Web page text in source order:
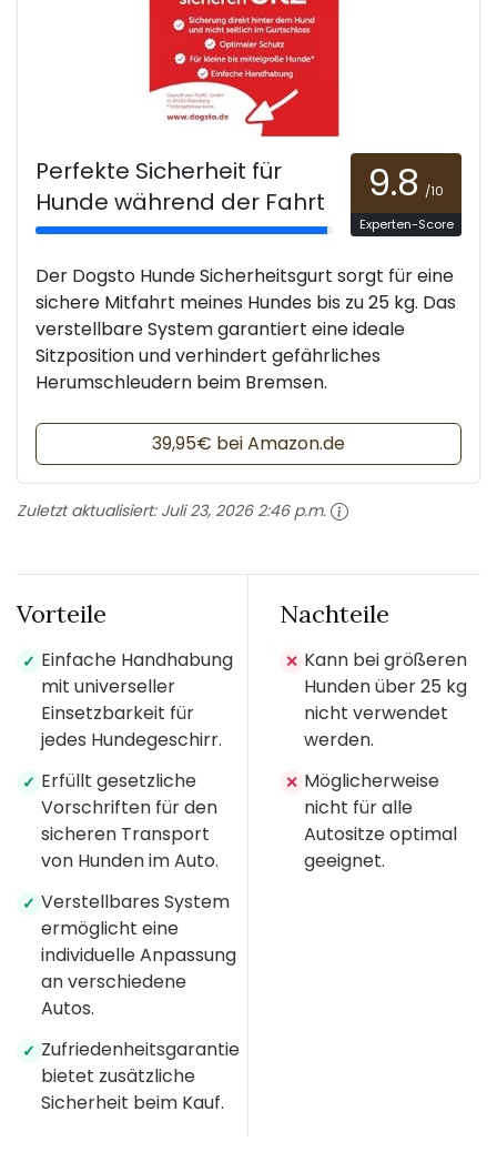
Perfekte Sicherheit für
Hunde während der Fahrt
9.8 /10
Experten-Score
Der Dogsto Hunde Sicherheitsgurt sorgt für eine
sichere Mitfahrt meines Hundes bis zu 25 kg. Das
verstellbare System garantiert eine ideale
Sitzposition und verhindert gefährliches
Herumschleudern beim Bremsen.
39,95€ bei Amazon.de
Zuletzt aktualisiert: Juli 23, 2026 2:46 p.m.
Vorteile
✓ Einfache Handhabung
mit universeller
Einsetzbarkeit für
jedes Hundegeschirr.
✓ Erfüllt gesetzliche
Vorschriften für den
sicheren Transport
von Hunden im Auto.
✓ Verstellbares System
ermöglicht eine
individuelle Anpassung
an verschiedene
Autos.
✓ Zufriedenheitsgarantie
bietet zusätzliche
Sicherheit beim Kauf.
Nachteile
✕ Kann bei größeren
Hunden über 25 kg
nicht verwendet
werden.
✕ Möglicherweise
nicht für alle
Autositze optimal
geeignet.